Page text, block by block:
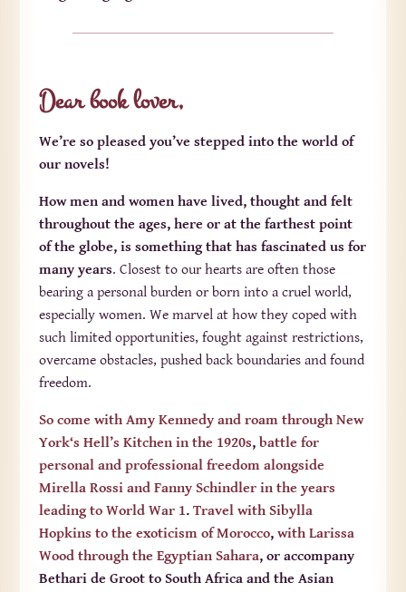
Dear book lover,
We’re so pleased you’ve stepped into the world of
our novels!
How men and women have lived, thought and felt
throughout the ages, here or at the farthest point
of the globe, is something that has fascinated us for
many years. Closest to our hearts are often those
bearing a personal burden or born into a cruel world,
especially women. We marvel at how they coped with
such limited opportunities, fought against restrictions,
overcame obstacles, pushed back boundaries and found
freedom.
So come with Amy Kennedy and roam through New
York‘s Hell’s Kitchen in the 1920s,battle for
personal and professional freedom alongside
Mirella Rossi and Fanny Schindler in the years
leading to World War 1.Travel with Sibylla
Hopkins to the exoticism of Morocco,with Larissa
Wood through the Egyptian Sahara, or accompany
Bethari de Groot to South Africa and the Asian